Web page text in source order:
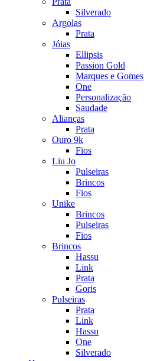
Silverado
Argolas
Prata
Jóias
Ellipsis
Passion Gold
Marques e Gomes
One
Personalização
Saudade
Alianças
Prata
Ouro 9k
Fios
Liu Jo
Pulseiras
Brincos
Fios
Unike
Brincos
Pulseiras
Fios
Brincos
Hassu
Link
Prata
Goris
Pulseiras
Prata
Link
Hassu
One
Silverado